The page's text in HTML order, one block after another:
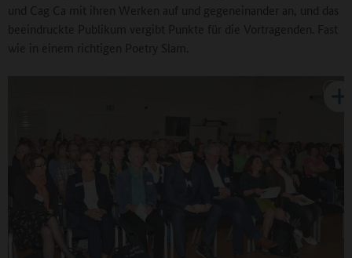
und Cag Ca mit ihren Werken auf und gegeneinander an, und das
beeindruckte Publikum vergibt Punkte für die Vortragenden. Fast
wie in einem richtigen Poetry Slam.